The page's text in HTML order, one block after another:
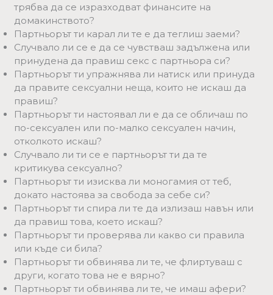
трябва да се изразходват финансите на
домакинството?
Партньорът ти карал ли те е да теглиш заеми?
Случвало ли се е да се чувстваш задължена или
принудена да правиш секс с партньора си?
Партньорът ти упражнява ли натиск или принуда
да правите сексуални неща, които не искаш да
правиш?
Партньорът ти настоявал ли е да се обличаш по
по-сексуален или по-малко сексуален начин,
отколкото искаш?
Случвало ли ти се е партньорът ти да те
критикува сексуално?
Партньорът ти изисква ли моногамия от теб,
докато настоява за свобода за себе си?
Партньорът ти спира ли те да излизаш навън или
да правиш това, което искаш?
Партньорът ти проверява ли какво си правила
или къде си била?
Партньорът ти обвинява ли те, че флиртуваш с
други, когато това не е вярно?
Партньорът ти обвинява ли те, че имаш афери?